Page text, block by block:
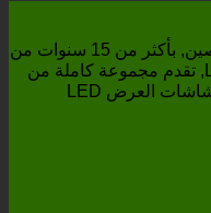
نحن واحدة من أكبر المصنوعات في الصين, بأكثر من 15 سنوات من
الخبرة في صناعة شاشات العرض LED, تقدم مجموعة كاملة من
جدران الفيديو الداخلية والخارجية, من شاشات العرض LED